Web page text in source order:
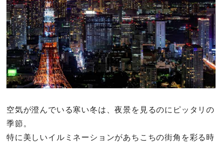
ドキドキ
仕事とキャリア
特集
ファッション・美容
空気が澄んでいる寒い冬は、夜景を見るのにピッタリの
季節。
特に美しいイルミネーションがあちこちの街角を彩る時